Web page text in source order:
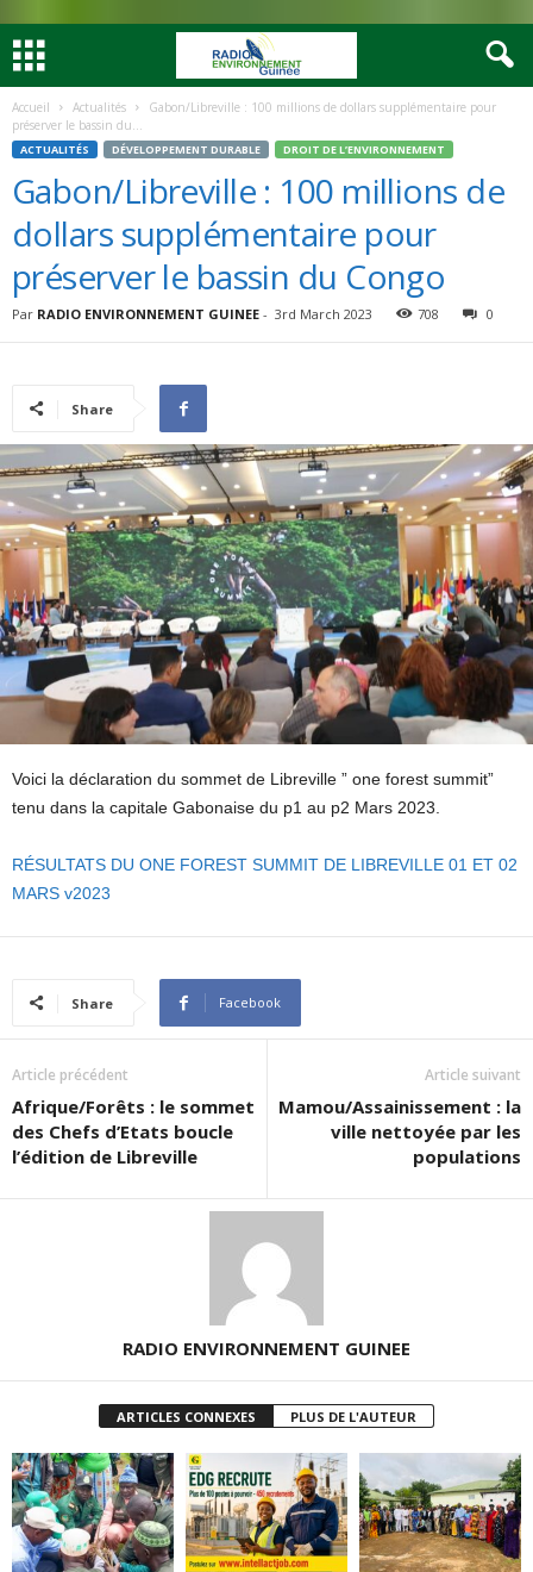
Accueil Actualités
Gabon/Libreville : 100 millions de dollars supplémentaire pour
préserver le bassin du...
ACTUALITÉS DÉVELOPPEMENT DURABLE DROIT DE L’ENVIRONNEMENT
Gabon/Libreville : 100 millions de
dollars supplémentaire pour
préserver le bassin du Congo
Par RADIO ENVIRONNEMENT GUINEE - 3rd March 2023 708 0
Share
Voici la déclaration du sommet de Libreville ” one forest summit”
tenu dans la capitale Gabonaise du p1 au p2 Mars 2023.
RÉSULTATS DU ONE FOREST SUMMIT DE LIBREVILLE 01 ET 02
MARS v2023
Share Facebook
Article précédent
Afrique/Forêts : le sommet
des Chefs d’Etats boucle
l’édition de Libreville
Article suivant
Mamou/Assainissement : la
ville nettoyée par les
populations
RADIO ENVIRONNEMENT GUINEE
ARTICLES CONNEXES PLUS DE L'AUTEUR